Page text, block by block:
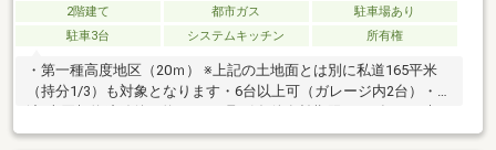
2階建て 都市ガス
駐車場あり
駐車3台
システムキッチン 所有権
・第一種高度地区（20ｍ） ※上記の土地面とは別に私道165平米
（持分1/3）も対象となります・6台以上可（ガレージ内2台）・引
渡/売買契約締結後、約3か月・取引条件有効期限/2026年12月末日